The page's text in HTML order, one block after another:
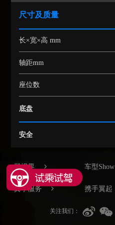
翼视界 车型Show
翼享服务 携手翼起
关注我们：